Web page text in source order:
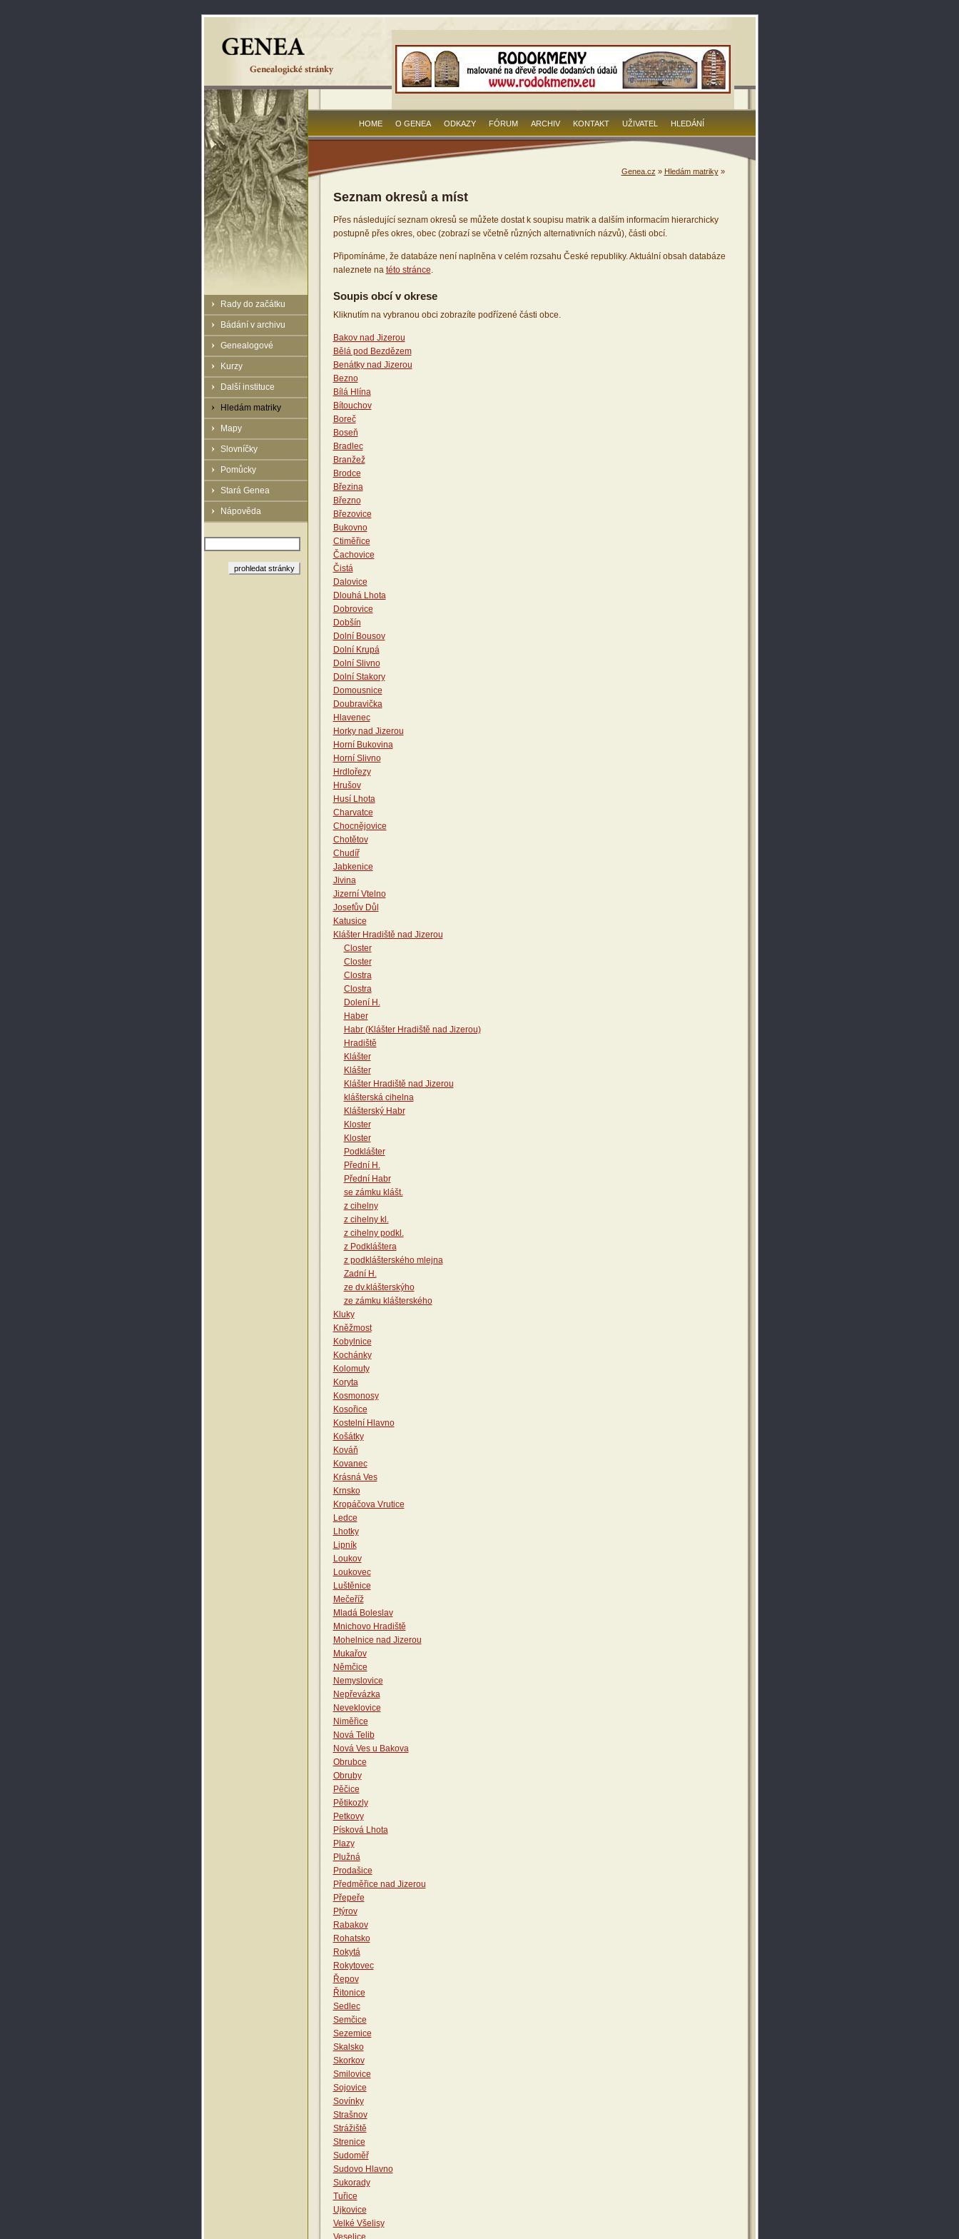
Rady do začátku
Bádání v archivu
Genealogové
Kurzy
Další instituce
Hledám matriky
Mapy
Slovníčky
Pomůcky
Stará Genea
Nápověda
HOME O GENEA ODKAZY FÓRUM ARCHIV KONTAKT UŽIVATEL HLEDÁNÍ
Genea.cz » Hledám matriky»
Seznam okresů a míst
Přes následující seznam okresů se můžete dostat k soupisu matrik a dalším informacím hierarchicky
postupně přes okres, obec (zobrazí se včetně různých alternativních názvů), části obcí.
Připomínáme, že databáze není naplněna v celém rozsahu České republiky. Aktuální obsah databáze
naleznete na této stránce.
Soupis obcí v okrese
Kliknutím na vybranou obci zobrazíte podřízené části obce.
Bakov nad Jizerou
Bělá pod Bezdězem
Benátky nad Jizerou
Bezno
Bílá Hlína
Bítouchov
Boreč
Boseň
Bradlec
Branžež
Brodce
Březina
Březno
Březovice
Bukovno
Ctiměřice
Čachovice
Čistá
Dalovice
Dlouhá Lhota
Dobrovice
Dobšín
Dolní Bousov
Dolní Krupá
Dolní Slivno
Dolní Stakory
Domousnice
Doubravička
Hlavenec
Horky nad Jizerou
Horní Bukovina
Horní Slivno
Hrdlořezy
Hrušov
Husí Lhota
Charvatce
Chocnějovice
Chotětov
Chudíř
Jabkenice
Jivina
Jizerní Vtelno
Josefův Důl
Katusice
Klášter Hradiště nad Jizerou
Closter
Closter
Clostra
Clostra
Dolení H.
Haber
Habr (Klášter Hradiště nad Jizerou)
Hradiště
Klášter
Klášter
Klášter Hradiště nad Jizerou
klášterská cihelna
Klášterský Habr
Kloster
Kloster
Podklášter
Přední H.
Přední Habr
se zámku klášt.
z cihelny
z cihelny kl.
z cihelny podkl.
z Podkláštera
z podklášterského mlejna
Zadní H.
ze dv.klášterskýho
ze zámku klášterského
Kluky
Kněžmost
Kobylnice
Kochánky
Kolomuty
Koryta
Kosmonosy
Kosořice
Kostelní Hlavno
Košátky
Kováň
Kovanec
Krásná Ves
Krnsko
Kropáčova Vrutice
Ledce
Lhotky
Lipník
Loukov
Loukovec
Luštěnice
Mečeříž
Mladá Boleslav
Mnichovo Hradiště
Mohelnice nad Jizerou
Mukařov
Němčice
Nemyslovice
Nepřevázka
Neveklovice
Niměřice
Nová Telib
Nová Ves u Bakova
Obrubce
Obruby
Pěčice
Pětikozly
Petkovy
Písková Lhota
Plazy
Plužná
Prodašice
Předměřice nad Jizerou
Přepeře
Ptýrov
Rabakov
Rohatsko
Rokytá
Rokytovec
Řepov
Řitonice
Sedlec
Semčice
Sezemice
Skalsko
Skorkov
Smilovice
Sojovice
Sovínky
Strašnov
Strážiště
Strenice
Sudoměř
Sudovo Hlavno
Sukorady
Tuřice
Ujkovice
Velké Všelisy